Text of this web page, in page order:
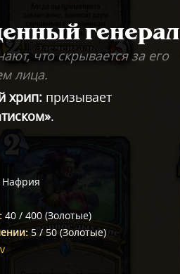
генерал
что скрывается за его
лица.
хрип: призывает
.
Нафрия
: 40 / 400 (Золотые)
: 5/ 50(Золотые)